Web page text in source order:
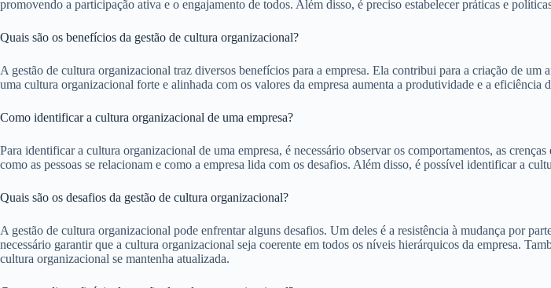
promovendo a participação ativa e o engajamento de todos. Além disso, é preciso estabelecer práticas e
Quais são os benefícios da gestão de cultura organizacional?
A gestão de cultura organizacional traz diversos benefícios para a empresa. Ela contribui para a criação de
uma cultura organizacional forte e alinhada com os valores da empresa aumenta a produtividade e a
Como identificar a cultura organizacional de uma empresa?
Para identificar a cultura organizacional de uma empresa, é necessário observar os comportamentos, as
como as pessoas se relacionam e como a empresa lida com os desafios. Além disso, é possível identificar a
Quais são os desafios da gestão de cultura organizacional?
A gestão de cultura organizacional pode enfrentar alguns desafios. Um deles é a resistência à mudança por
necessário garantir que a cultura organizacional seja coerente em todos os níveis hierárquicos da empresa.
cultura organizacional se mantenha atualizada.